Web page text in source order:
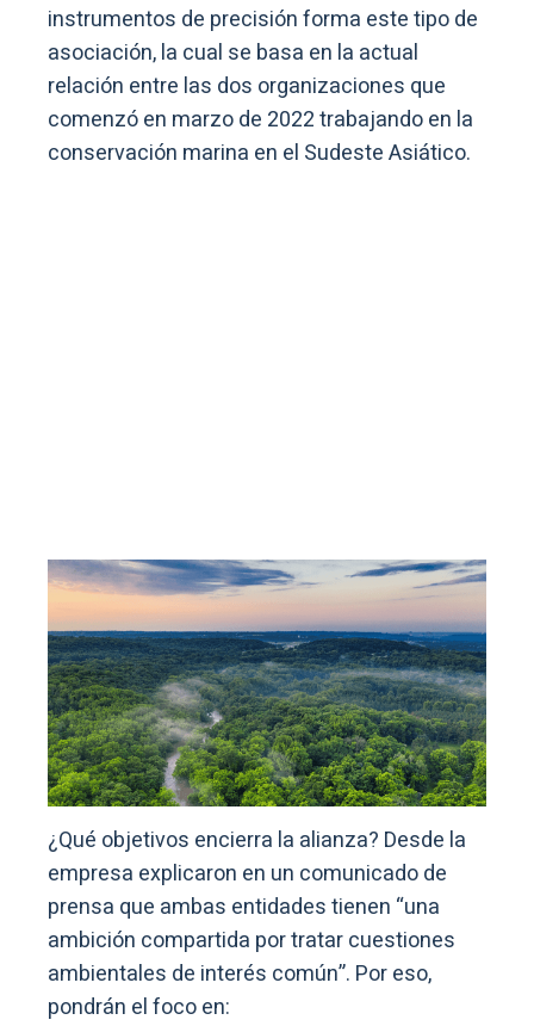
instrumentos de precisión forma este tipo de
asociación, la cual se basa en la actual
relación entre las dos organizaciones que
comenzó en marzo de 2022 trabajando en la
conservación marina en el Sudeste Asiático.
¿Qué objetivos encierra la alianza? Desde la
empresa explicaron en un comunicado de
prensa que ambas entidades tienen “una
ambición compartida por tratar cuestiones
ambientales de interés común”. Por eso,
pondrán el foco en: